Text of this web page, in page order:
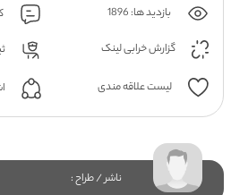
بازدید ها: 1896
گزارش خرابی لینک
لیست علاقه مندی
ناشر / طراح :